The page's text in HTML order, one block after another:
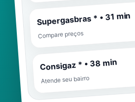
Supergasbras * • 31 min
Compare preços
Consigaz * • 38 min
Atende seu bairro